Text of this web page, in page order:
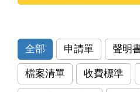
全部 申請單 聲明
檔案清單 收費標準